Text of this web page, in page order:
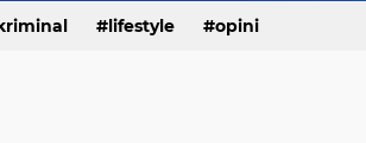
lifestyle opini